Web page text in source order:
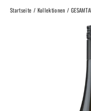
Startseite / Kollektionen /